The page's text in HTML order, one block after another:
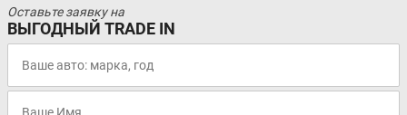
Оставьте заявку на
ВЫГОДНЫЙ TRADE IN